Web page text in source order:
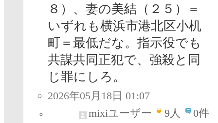
８）、妻の美結（２５）＝
いずれも横浜市港北区小机
町＝最低だな。指示役でも
共謀共同正犯で、強殺と同
じ罪にしろ。
2026年05月18日 01:07
mixiユーザー
9人 0件